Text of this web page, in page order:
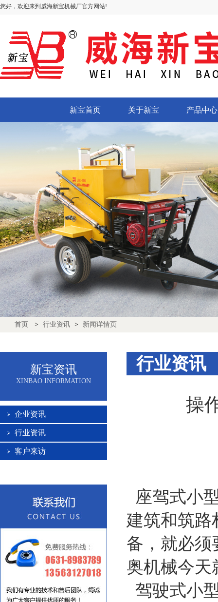
您好，欢迎来到威海新宝机械厂官方网站!
新宝首页 关于新宝 产品中心
首页 > 行业资讯 > 新闻详情页
新宝资讯
XINBAO INFORMATION
企业资讯
行业资讯
客户来访
行业资讯
操
座驾式小
建筑和筑路
备，就必须
奥机械今天
驾驶式小